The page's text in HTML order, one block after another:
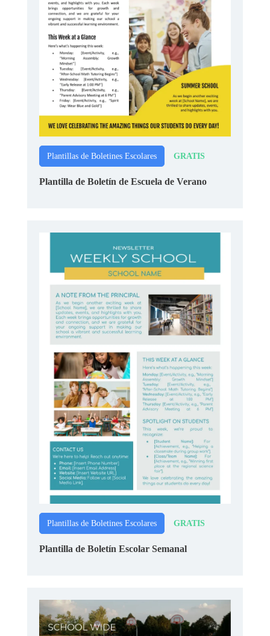
Plantillas de Boletines Escolares GRATIS
Plantilla de Boletín de Escuela de Verano
Plantillas de Boletines Escolares GRATIS
Plantilla de Boletín Escolar Semanal